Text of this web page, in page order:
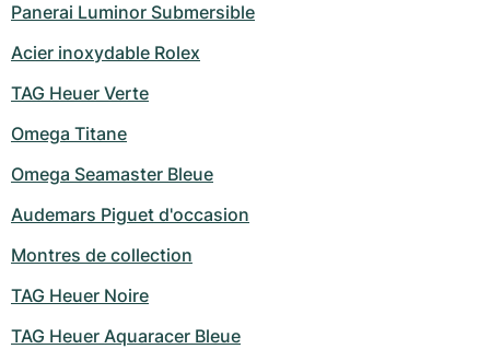
Panerai Luminor Submersible
Acier inoxydable Rolex
TAG Heuer Verte
Omega Titane
Omega Seamaster Bleue
Audemars Piguet d'occasion
Montres de collection
TAG Heuer Noire
TAG Heuer Aquaracer Bleue